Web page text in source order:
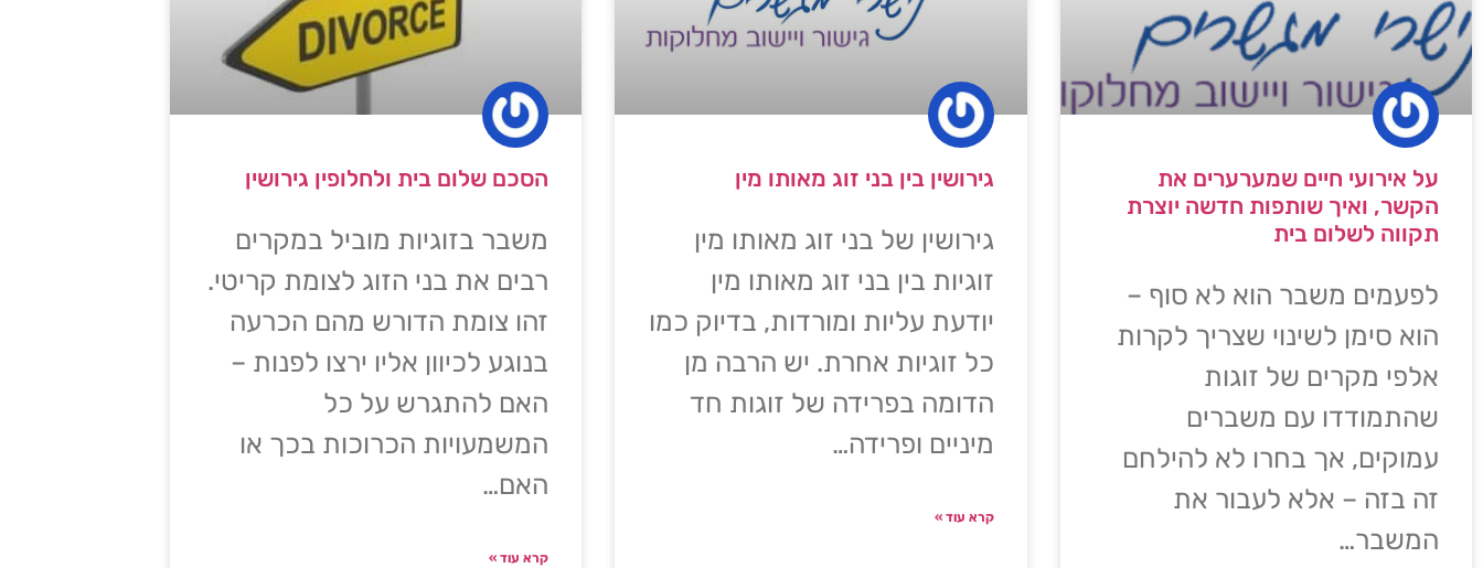
על אירועי חיים שמערערים את
הקשר, ואיך שותפות חדשה יוצרת
תקווה לשלום בית
לפעמים משבר הוא לא סוף –
הוא סימן לשינוי שצריך לקרות
אלפי מקרים של זוגות
שהתמודדו עם משברים
עמוקים, אך בחרו לא להילחם
זה בזה – אלא לעבור את
המשבר…
גירושין בין בני זוג מאותו מין
גירושין של בני זוג מאותו מין
זוגיות בין בני זוג מאותו מין
יודעת עליות ומורדות, בדיוק כמו
כל זוגיות אחרת. יש הרבה מן
הדומה בפרידה של זוגות חד
מיניים ופרידה…
קרא עוד »
הסכם שלום בית ולחלופין גירושין
משבר בזוגיות מוביל במקרים
רבים את בני הזוג לצומת קריטי.
זהו צומת הדורש מהם הכרעה
בנוגע לכיוון אליו ירצו לפנות –
האם להתגרש על כל
המשמעויות הכרוכות בכך או
האם…
קרא עוד »